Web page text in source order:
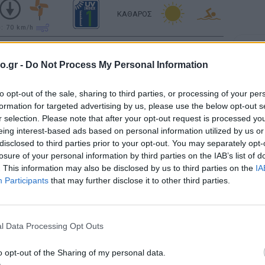
- Do Not Process My Personal Information
opt-out of the sale, sharing to third parties, or processing of your
for targeted advertising by us, please use the below opt-out
selection. Please note that after your opt-out request is processed
interest-based ads based on personal information utilized by us
to third parties prior to your opt-out. You may separately
of your personal information by third parties on the IAB’s list of
This information may also be disclosed by us to third parties on the
Participants that may further disclose it to other third parties.
Data Processing Opt Outs
opt-out of the Sharing of my personal data.
70 km/h
ΚΑΘΑΡΟΣ
55
Ανατολή: 06:31 - Δύση 20:16
55km/h
ΚΑΘΑΡΟΣ
ΚΑΘΑΡΟΣ
2026